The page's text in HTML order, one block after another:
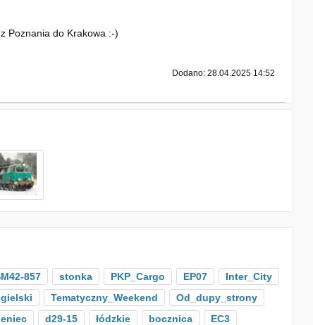
Poznania do Krakowa :⁠-⁠)
Dodano: 28.04.2025 14:52
857 stonka PKP_Cargo EP07
Inter_City
Tematyczny_Weekend
Od_dupy_strony
d29-15 łódzkie bocznica EC3